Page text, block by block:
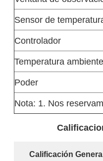
Sensor de
Controlador
Temperatura
Poder
Nota: 1. Nos
Calificación General